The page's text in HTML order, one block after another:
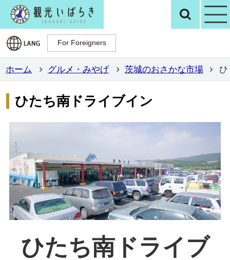
観光いばらき検
For Foreigners
For Foreigners
ホーム グルメ・みやげ 茨城のおさかな市場 ひ
ひたち南ドライブイン
ひたち南ドライブ